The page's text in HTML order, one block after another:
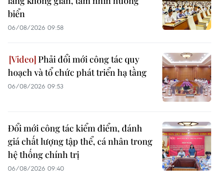
biển
06/08/2026 09:58
Phải đổi mới công tác quy
hoạch và tổ chức phát triển hạ tầng
06/08/2026 09:53
Đổi mới công tác kiểm điểm, đánh
giá chất lượng tập thể, cá nhân trong
hệ thống chính trị
06/08/2026 09:40